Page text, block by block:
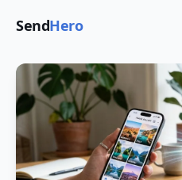
SendHero